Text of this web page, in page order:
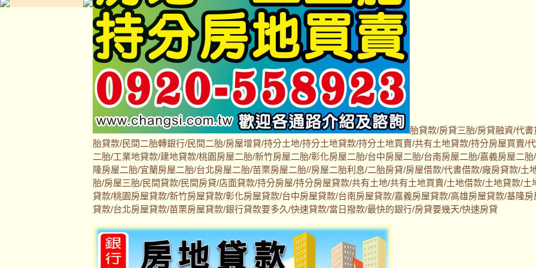
胎貸款/房貸三胎/房貸融資/代
胎貸款/民間二胎轉銀行/民間二胎/房屋增貸/持分土地/持分土地貸款/持分土地買賣/共有土地貸款/持分房屋買賣/
二胎/工業地貸款/建地貸款/桃園房屋二胎/新竹房屋二胎/彰化房屋二胎/台中房屋二胎/台南房屋二胎/嘉義房屋二
隆房屋二胎/宜蘭房屋二胎/台北房屋二胎/苗栗房屋二胎//房屋二胎利息/二胎房貸/房屋借款/代書借款/廠房貸款/土
胎/房屋三胎/民間貸款/民間房貸/店面貸款/持分房屋/持分房屋貸款/共有土地/共有土地買賣/土地借款/土地貸款/土
貸款/桃園房屋貸款/新竹房屋貸款/彰化房屋貸款/台中房屋貸款/台南房屋貸款/嘉義房屋貸款/高雄房屋貸款/基隆
貸款/台北房屋貸款/苗栗房屋貸款/銀行貸款要多久/快速貸款/當日撥款/最快的銀行/房貸要幾天/快速房貸